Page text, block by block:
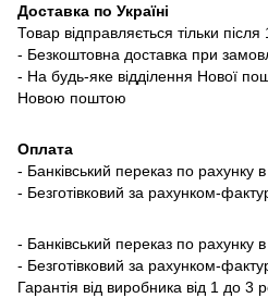
Доставка по Україні
Товар відправляється тільки
- Безкоштовна доставка при
- На будь-яке відділення Нової
Новою поштою
Оплата
- Банківський переказ по рахунку
- Безготівковий за рахунком-
- Банківський переказ по рахунку
- Безготівковий за рахунком-
Гарантія від виробника від 1 до 3